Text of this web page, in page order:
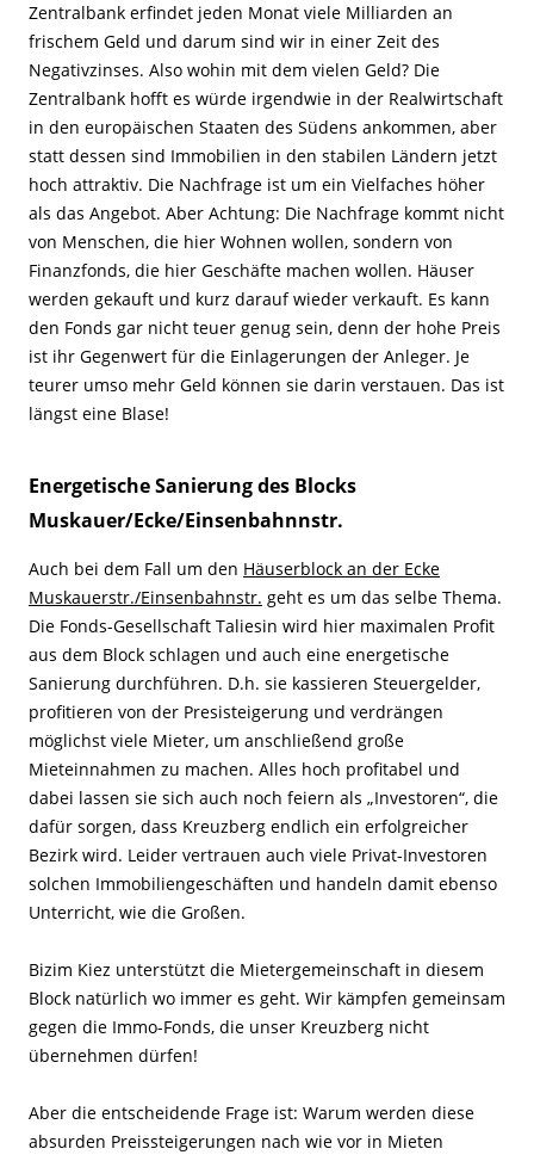
Zentralbank erfindet jeden Monat viele Milliarden an
frischem Geld und darum sind wir in einer Zeit des
Negativzinses. Also wohin mit dem vielen Geld? Die
Zentralbank hofft es würde irgendwie in der Realwirtschaft
in den europäischen Staaten des Südens ankommen, aber
statt dessen sind Immobilien in den stabilen Ländern jetzt
hoch attraktiv. Die Nachfrage ist um ein Vielfaches höher
als das Angebot. Aber Achtung: Die Nachfrage kommt nicht
von Menschen, die hier Wohnen wollen, sondern von
Finanzfonds, die hier Geschäfte machen wollen. Häuser
werden gekauft und kurz darauf wieder verkauft. Es kann
den Fonds gar nicht teuer genug sein, denn der hohe Preis
ist ihr Gegenwert für die Einlagerungen der Anleger. Je
teurer umso mehr Geld können sie darin verstauen. Das ist
längst eine Blase!
Energetische Sanierung des Blocks
Muskauer/Ecke/Einsenbahnnstr.
Auch bei dem Fall um den Häuserblock an der Ecke
Muskauerstr./Einsenbahnstr. geht es um das selbe Thema.
Die Fonds-Gesellschaft Taliesin wird hier maximalen Profit
aus dem Block schlagen und auch eine energetische
Sanierung durchführen. D.h. sie kassieren Steuergelder,
profitieren von der Presisteigerung und verdrängen
möglichst viele Mieter, um anschließend große
Mieteinnahmen zu machen. Alles hoch profitabel und
dabei lassen sie sich auch noch feiern als „Investoren“, die
dafür sorgen, dass Kreuzberg endlich ein erfolgreicher
Bezirk wird. Leider vertrauen auch viele Privat-Investoren
solchen Immobiliengeschäften und handeln damit ebenso
Unterricht, wie die Großen.
Bizim Kiez unterstützt die Mietergemeinschaft in diesem
Block natürlich wo immer es geht. Wir kämpfen gemeinsam
gegen die Immo-Fonds, die unser Kreuzberg nicht
übernehmen dürfen!
Aber die entscheidende Frage ist: Warum werden diese
absurden Preissteigerungen nach wie vor in Mieten